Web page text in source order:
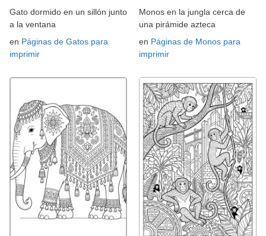
Gato dormido en un sillón junto
a la ventana
en Páginas de Gatos para
imprimir
Monos en la jungla cerca de
una pirámide azteca
en Páginas de Monos para
imprimir